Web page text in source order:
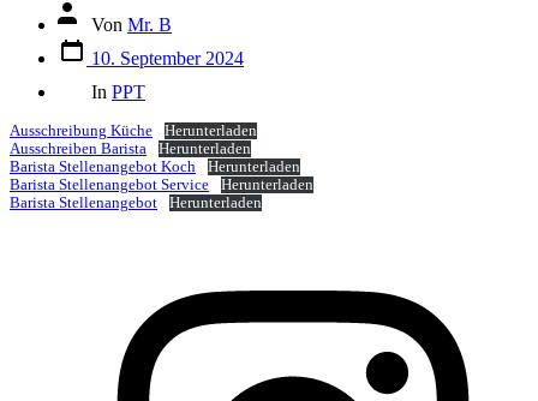
Autor
Beitrags
Von Mr. B
Datum
des
Beitrags
10. September 2024
In PPT
Ausschreibung Küche
Herunterladen
Ausschreiben Barista
Herunterladen
Barista Stellenangebot Koch
Herunterladen
Barista Stellenangebot Service
Herunterladen
Barista Stellenangebot
Herunterladen